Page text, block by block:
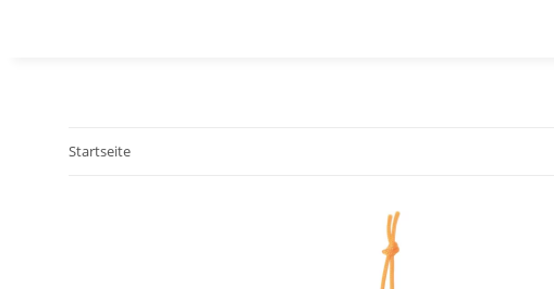
Startseite